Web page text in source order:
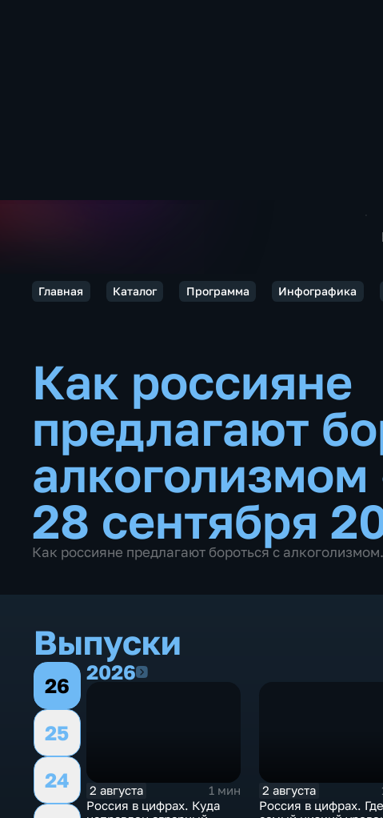
Главная Каталог Программа Инфографика
Как россияне
предлагают
алкоголизмом
28 сентября
Как россияне предлагают бороться с
Выпуски
26
25
24
20262026
2 августа
1 мин
Россия в цифрах. Куда
2 августа
Россия в цифрах. Где